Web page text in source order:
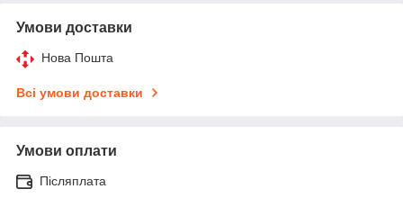
Умови доставки
Нова Пошта
Всі умови доставки
Умови оплати
Післяплата